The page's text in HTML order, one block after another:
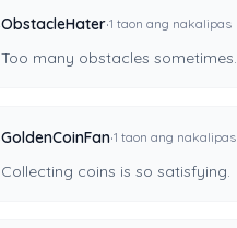
ObstacleHater·1 taon ang nakalipas
Too many obstacles sometimes.
GoldenCoinFan·1 taon ang nakalipas
Collecting coins is so satisfying.